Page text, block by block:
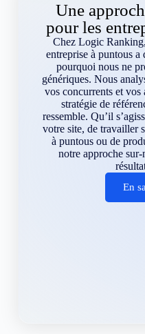
Une
pour les
Chez Logic
entreprise à puntous a
pourquoi nous ne
génériques. Nous
vos concurrents et
stratégie de
ressemble. Qu’il
votre site, de travailler
à puntous ou de
notre approche
En